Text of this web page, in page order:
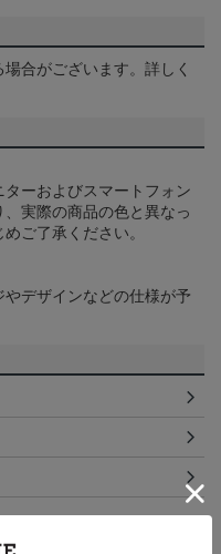
合がございます。詳しく
ーおよびスマートフォン
実際の商品の色と異なっ
ご了承ください。
デザインなどの仕様が予